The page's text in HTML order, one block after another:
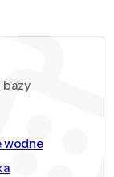
bazy
wodne